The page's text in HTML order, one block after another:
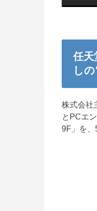
任天
し
株式会社
とPCエ
9F」を、